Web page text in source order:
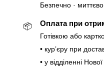
Безпечно · миттєво
📦 Оплата при
Готівкою або
• курʼєру при
• у відділенні